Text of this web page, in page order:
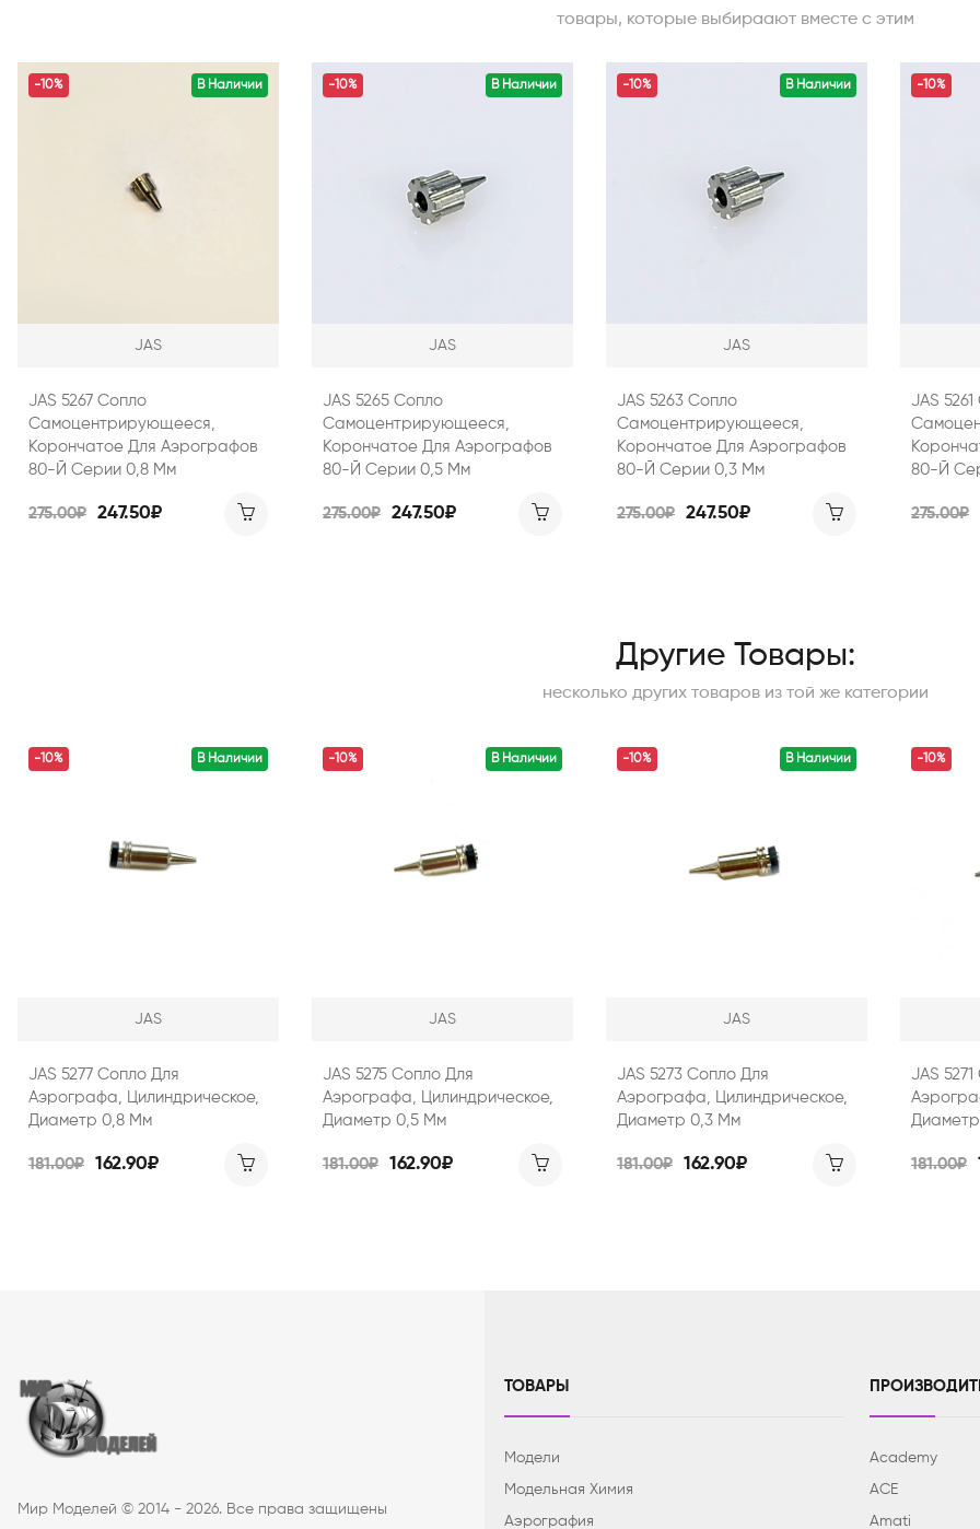
товары, которые выбираают вместе с этим
В Наличии
-10%
JAS
JAS 5267 Сопло
Самоцентрирующееся,
Корончатое Для Аэрографов
80-Й Серии 0,8 Мм
275.00₽ 247.50₽
В Наличии
-10%
JAS
JAS 5265 Сопло
Самоцентрирующееся,
Корончатое Для Аэрографов
80-Й Серии 0,5 Мм
275.00₽ 247.50₽
В Наличии
-10%
JAS
JAS 5263 Сопло
Самоцентрирующееся,
Корончатое Для Аэрографов
80-Й Серии 0,3 Мм
275.00₽ 247.50₽
-10%
JAS
80-Й
275.00₽
Другие Товары:
несколько других товаров из той же категории
В Наличии
-10%
JAS
JAS 5277 Сопло Для
Аэрографа, Цилиндрическое,
Диаметр 0,8 Мм
181.00₽ 162.90₽
В Наличии
-10%
JAS
JAS 5275 Сопло Для
Аэрографа, Цилиндрическое,
Диаметр 0,5 Мм
181.00₽ 162.90₽
В Наличии
-10%
JAS
JAS 5273 Сопло Для
Аэрографа, Цилиндрическое,
Диаметр 0,3 Мм
181.00₽ 162.90₽
-10%
JAS
181.00₽
Мир Моделей © 2014 - 2026. Все права защищены
ТОВАРЫ
Модели
Модельная Химия
Аэрография
Academy
ACE
Amati